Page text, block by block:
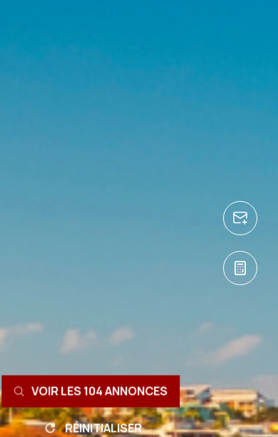
VOIR LES104ANNONCES
RÉINITIALISER